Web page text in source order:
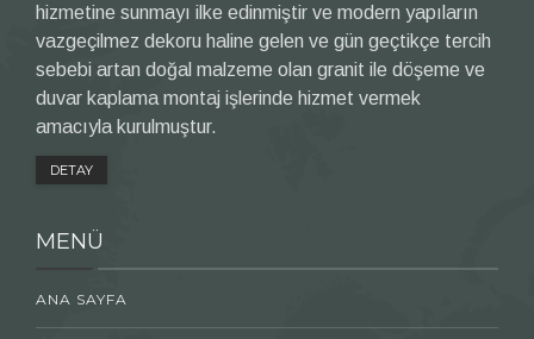
hizmetine sunmayı ilke edinmiştir ve modern yapıların
vazgeçilmez dekoru haline gelen ve gün geçtikçe tercih
sebebi artan doğal malzeme olan granit ile döşeme ve
duvar kaplama montaj işlerinde hizmet vermek
amacıyla kurulmuştur.
DETAY
MENÜ
ANA SAYFA